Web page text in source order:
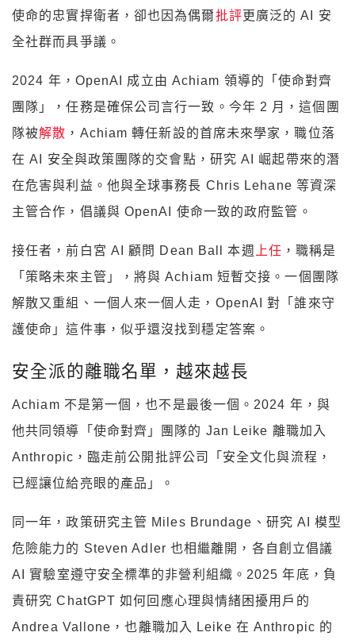
使命的忠實捍衛者，卻也因為偶爾批評更廣泛的 AI 安
全社群而具爭議。
2024 年，OpenAI 成立由 Achiam 領導的「使命對齊
團隊」，任務是確保公司言行一致。今年 2 月，這個團
隊被解散 ，Achiam 轉任新設的首席未來學家，職位落
在 AI 安全與政策團隊的交會點，研究 AI 崛起帶來的潛
在危害與利益。他與全球事務長 Chris Lehane 等資深
主管合作，倡議與 OpenAI 使命一致的政府監管。
接任者，前白宮 AI 顧問 Dean Ball 本週 上任 ，職稱是
「策略未來主管」，將與 Achiam 短暫交接。一個團隊
解散又重組、一個人來一個人走，OpenAI 對「誰來守
護使命」這件事，似乎還沒找到穩定答案。
安全派的離職名單，越來越長
Achiam 不是第一個，也不是最後一個。2024 年，與
他共同領導「使命對齊」團隊的 Jan Leike 離職加入
Anthropic，臨走前公開批評公司「安全文化與流程，
已經讓位給亮眼的產品」。
同一年，政策研究主管 Miles Brundage、研究 AI 模型
危險能力的 Steven Adler 也相繼離開，各自創立倡議
AI 實驗室遵守安全標準的非營利組織。2025 年底，負
責研究 ChatGPT 如何回應心理與情緒困擾用戶的
Andrea Vallone，也離職加入 Leike 在 Anthropic 的